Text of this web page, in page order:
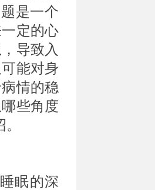
是一个
定的心
导致入
能对身
情的稳
些角度
眠的深